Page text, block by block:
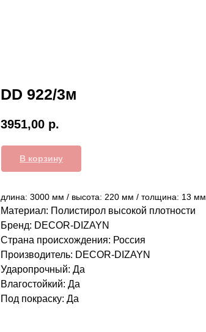
DD 922/3м
3951,00 р.
В корзину
длина: 3000 мм / высота: 220 мм / толщина: 13 мм
Материал: Полистирол высокой плотности
Бренд: DECOR-DIZAYN
Страна происхождения: Россия
Производитель: DECOR-DIZAYN
Ударопрочный: Да
Влагостойкий: Да
Под покраску: Да